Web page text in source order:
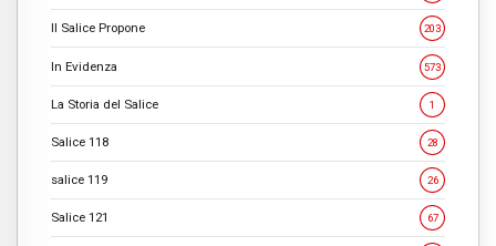
Il Salice Propone 203
In Evidenza 573
La Storia del Salice 1
Salice 118 28
salice 119 26
Salice 121 67